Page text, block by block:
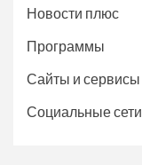
Новости плюс
Программы
Сайты и сервисы
Социальные сети